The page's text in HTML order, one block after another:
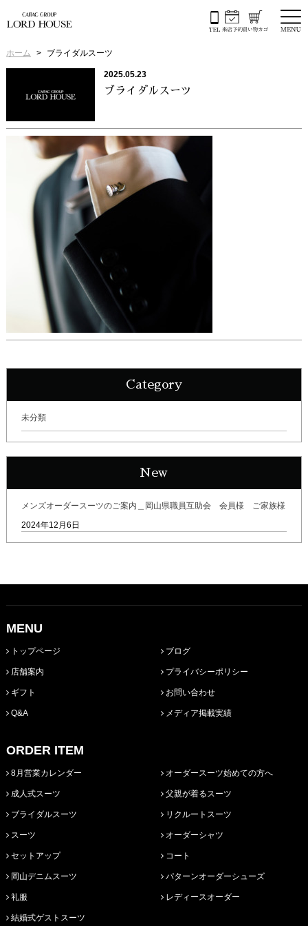
ホーム ブライダルスーツ
2025.05.23
ブライダルスーツ
Category
未分類
New
メンズオーダースーツのご案内＿岡山県職員互助会 会員様 ご家族様
2024年12月6日
MENU
トップページ
店舗案内
ギフト
Q&A
ブログ
プライバシーポリシー
お問い合わせ
メディア掲載実績
ORDER ITEM
8月営業カレンダー
成人式スーツ
ブライダルスーツ
スーツ
セットアップ
岡山デニムスーツ
礼服
結婚式ゲストスーツ
オーダースーツ始めての方へ
父親が着るスーツ
リクルートスーツ
オーダーシャツ
コート
パターンオーダーシューズ
レディースオーダー